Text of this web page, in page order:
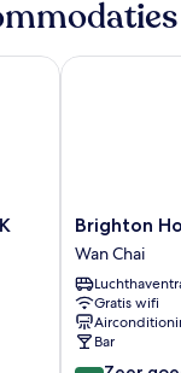
Brighton
Hotel
Hong
Kong
Wan
Chai
Brighton
Wan Chai
Gratis wifi
Bar
Brighton